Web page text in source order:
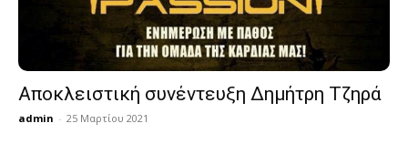
Αποκλειστική συνέντευξη Δημήτρη Τζηρά
admin - 25 Μαρτίου 2021